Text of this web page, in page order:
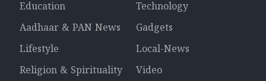
Education
Technology
Aadhaar & PAN News
Gadgets
Lifestyle
Local-News
Religion & Spirituality
Video